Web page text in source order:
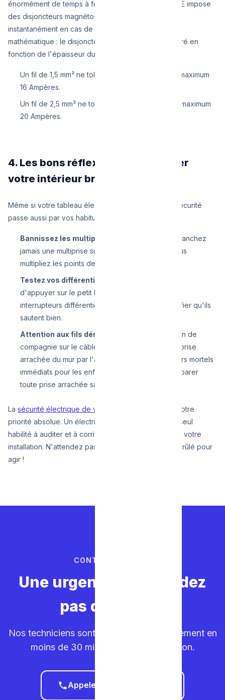
énormément de temps à fondre). Aujourd'hui, le RGIE impose
des disjoncteurs magnéto-thermiques qui sautent
instantanément en cas de surcharge. La règle est
mathématique : le disjoncteur doit toujours être calibré en
fonction de l'épaisseur du fil.
Un fil de 1,5 mm² ne tolère qu'un disjoncteur de maximum
16 Ampères.
Un fil de 2,5 mm² ne tolère qu'un disjoncteur de maximum
20 Ampères.
4. Les bons réflexes pour sécuriser
votre intérieur bruxellois
Même si votre tableau électrique est conforme, la sécurité
passe aussi par vos habitudes quotidiennes :
Bannissez les multiprises en cascade :
Ne branchez
jamais une multiprise sur une autre multiprise. Vous
multipliez les points de chauffe.
Testez vos différentiels :
d'appuyer sur le petit bouton "T" (Test) de vos
interrupteurs différentiels tous les mois pour vérifier qu'ils
sautent bien.
Attention aux fils dénudés :
La morsure du lapin de
compagnie sur le câble de la lampe ou la vieille prise
arrachée du mur par l'aspirateur sont des dangers mortels
immédiats pour les enfants en bas âge. Faites réparer
toute prise arrachée sans délai.
La sécurité électrique de votre habitation
doit être votre
priorité absolue. Un électricien professionnel est le seul
habilité à auditer et à corriger les failles invisibles de votre
installation. N'attendez pas de sentir une odeur de brûlé pour
agir !
CONTACTEZ-NOUS
Une urgence ? Ne perdez
pas de temps.
Nos techniciens sont sur la route. Déplacement en
moins de 30 minutes dans votre région.
Appeler le 0465 68 51 58